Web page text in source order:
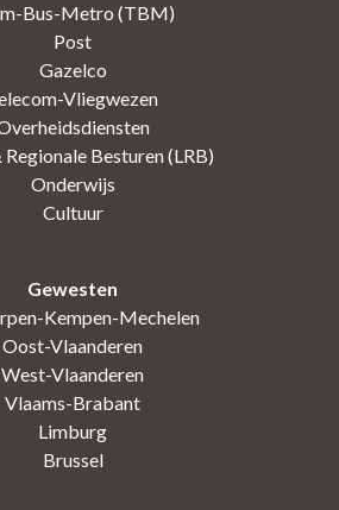
Bus-Metro (TBM)
Post
Gazelco
Vliegwezen
Regionale Besturen (LRB)
Onderwijs
Cultuur
Gewesten
Kempen-Mechelen
Oost-Vlaanderen
West-Vlaanderen
Vlaams-Brabant
Limburg
Brussel